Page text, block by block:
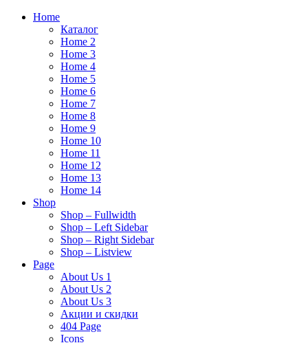
Home
Каталог
Home 2
Home 3
Home 4
Home 5
Home 6
Home 7
Home 8
Home 9
Home 10
Home 11
Home 12
Home 13
Home 14
Shop
Shop – Fullwidth
Shop – Left Sidebar
Shop – Right Sidebar
Shop – Listview
Page
About Us 1
About Us 2
About Us 3
Акции и скидки
404 Page
Icons